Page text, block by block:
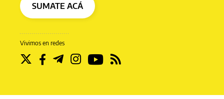
Vivimos en redes
SUMATE ACÁ